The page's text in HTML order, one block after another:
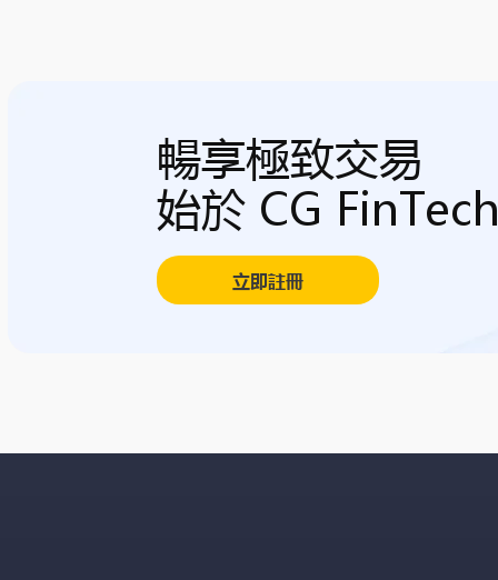
暢享極致交易
始於 CG
立即註冊